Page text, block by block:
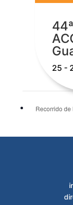
25 -
Recorrido de